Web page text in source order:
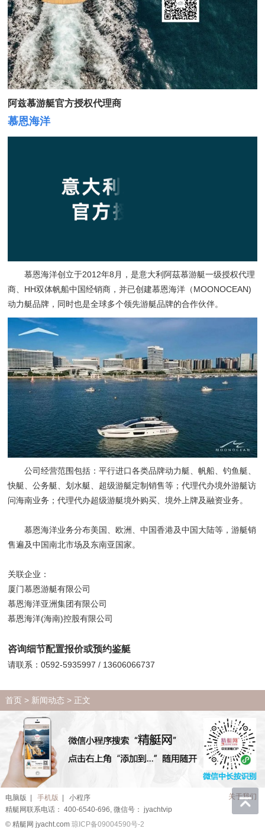
阿兹慕游艇官方授权代理商
慕恩海洋
慕恩海洋创立于2012年8月，是意大利阿茲慕游艇一级授权代理
商、HH双体帆船中国经销商，并已创建慕恩海洋（MOONOCEAN)
动力艇品牌，同时也是全球多个领先游艇品牌的合作伙伴。
公司经营范围包括：平行进口各类品牌动力艇、帆船、钓鱼艇、
快艇、公务艇、划水艇、超级游艇定制销售等；代理代办境外游艇访
问海南业务；代理代办超级游艇境外购买、境外上牌及融资业务。
慕恩海洋业务分布美国、欧洲、中国香港及中国大陆等，游艇销
售遍及中国南北市场及东南亚国家。
关联企业：
厦门慕恩游艇有限公司
慕恩海洋亚洲集团有限公司
慕恩海洋(海南)控股有限公司
咨询细节配置报价或预约鉴艇
请联系：0592-5935997 / 13606066737
首页> 新闻动态 > 正文
电脑版 手机版 小程序
关于我们
精艇网联系电话： 400-6540-696, 微信号： jyachtvip
© 精艇网 jyacht.com 琼ICP备09004590号-2